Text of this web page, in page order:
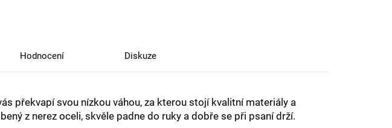
Hodnocení Diskuze
překvapí svou nízkou váhou, za kterou stojí kvalitní materiály a
z nerez oceli, skvěle padne do ruky a dobře se při psaní drží.